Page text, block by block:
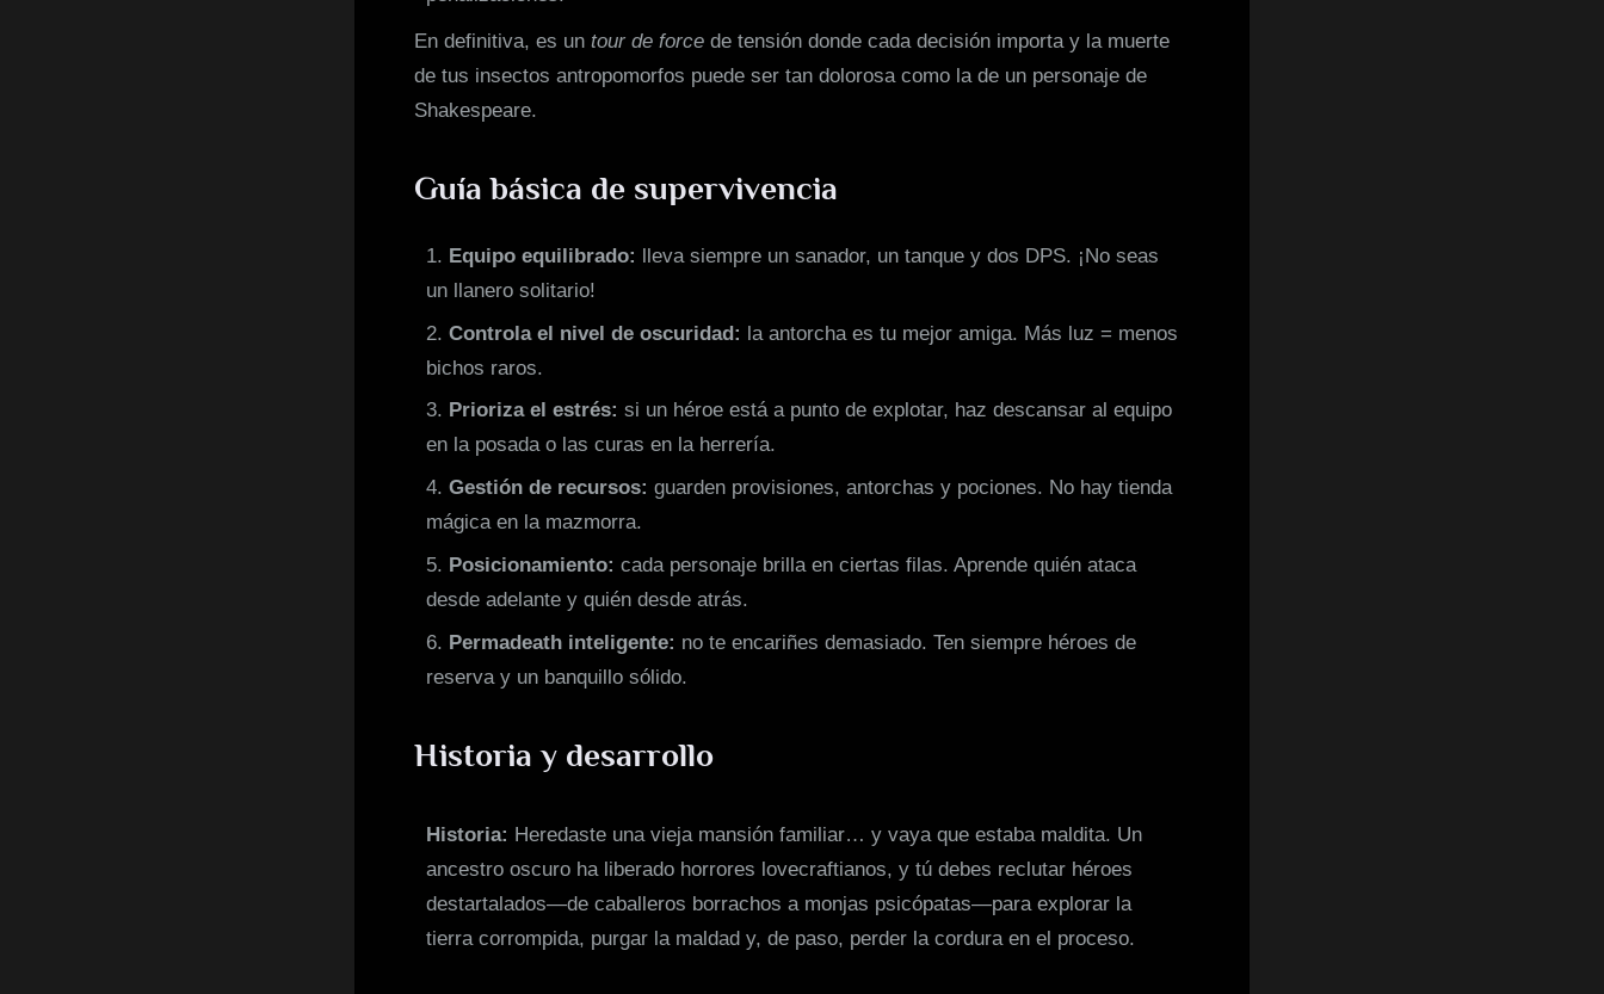
En definitiva, es un tour de force de tensión donde cada decisión importa y la muerte
de tus insectos antropomorfos puede ser tan dolorosa como la de un personaje de
Shakespeare.
Guía básica de supervivencia
Equipo equilibrado: lleva siempre un sanador, un tanque y dos DPS. ¡No seas
un llanero solitario!
Controla el nivel de oscuridad: la antorcha es tu mejor amiga. Más luz = menos
bichos raros.
Prioriza el estrés: si un héroe está a punto de explotar, haz descansar al equipo
en la posada o las curas en la herrería.
Gestión de recursos: guarden provisiones, antorchas y pociones. No hay tienda
mágica en la mazmorra.
Posicionamiento: cada personaje brilla en ciertas filas. Aprende quién ataca
desde adelante y quién desde atrás.
Permadeath inteligente: no te encariñes demasiado. Ten siempre héroes de
reserva y un banquillo sólido.
Historia y desarrollo
Historia: Heredaste una vieja mansión familiar… y vaya que estaba maldita. Un
ancestro oscuro ha liberado horrores lovecraftianos, y tú debes reclutar héroes
destartalados—de caballeros borrachos a monjas psicópatas—para explorar la
tierra corrompida, purgar la maldad y, de paso, perder la cordura en el proceso.